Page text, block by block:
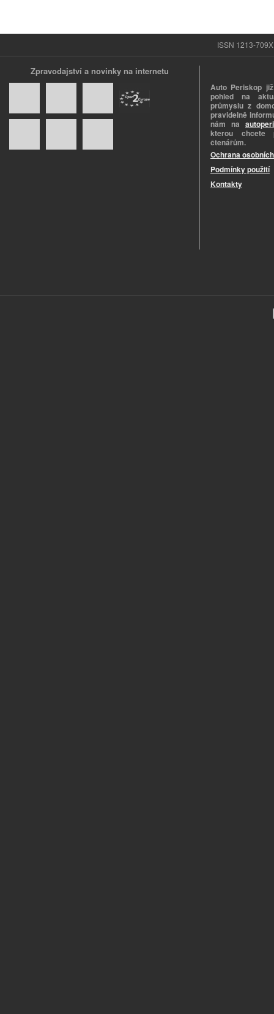
ISSN 1213-
Zpravodajství a novinky na internetu
Auto Periskop
pohled na
průmyslu z
pravidelně
nám na
kterou chcete
čtenářům.
Ochrana
Podmínky použití
Kontakty